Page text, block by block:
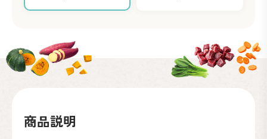
商品説明